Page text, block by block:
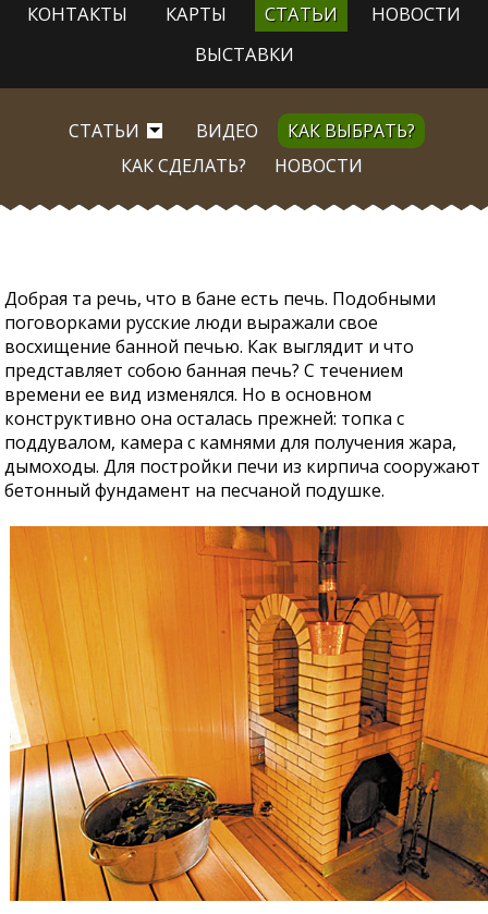
КОНТАКТЫ
КАРТЫ СТАТЬИ
НОВОСТИ
ВЫСТАВКИ
СТАТЬИ ВИДЕО
КАК ВЫБРАТЬ?
КАК СДЕЛАТЬ?
НОВОСТИ
Добрая та речь, что в бане есть печь. Подобными
поговорками русские люди выражали свое
восхищение банной печью. Как выглядит и что
представляет собою банная печь? С течением
времени ее вид изменялся. Но в основном
конструктивно она осталась прежней: топка с
поддувалом, камера с камнями для получения жара,
дымоходы. Для постройки печи из кирпича сооружают
бетонный фундамент на песчаной подушке.